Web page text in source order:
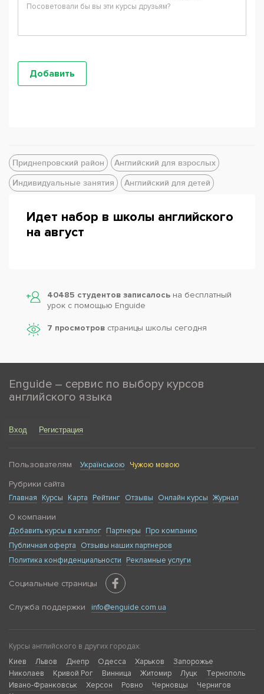
Приднепровский район
Английский для взрослых
Индивидуальные занятия
Английский для детей
Идет набор в школы английского
на август
40485 студентов записалось на бесплатный
урок с помощью Enguide
7 просмотров страницы школы сегодня
Enguide – сервис по выбору курсов
английского языка
Вход Регистрация
Пользователям Українською Чужою мовою
Рубрики сайта
Главная Курсы Карта Рейтинг Отзывы Онлайн курсы Журнал
О компании
Добавить курсы в каталог Партнеры
Про компанию
Публичная оферта
Отзывы наших партнеров
Политика конфиденциальности
Рекламные услуги
Социальные страницы
Служба поддержки info@enguide.com.ua
Курсы английского в других городах:
Киев
Львов Днепр Одесса Харьков
Запорожье
Николаев
Кривой Рог Винница Житомир Луцк
Тернополь
Ивано-Франковськ
Херсон Ровно Черновцы
Чернигов